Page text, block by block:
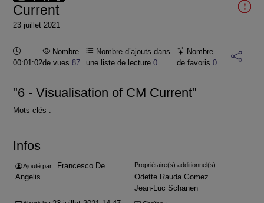
Current
23 juillet 2021
Durée :
00:01:02
Nombre
de vues 87
Nombre d’ajouts dans
une liste de lecture0
Nombre
de favoris 0
"6 - Visualisation of CM Current"
Mots clés :
Infos
Ajouté par : Francesco De
Angelis
Propriétaire(s) additionnel(s) :
Odette Rauda Gomez
Jean-Luc Schanen